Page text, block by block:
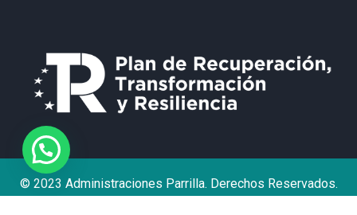
© 2023 Administraciones Parrilla. Derechos Reservados.